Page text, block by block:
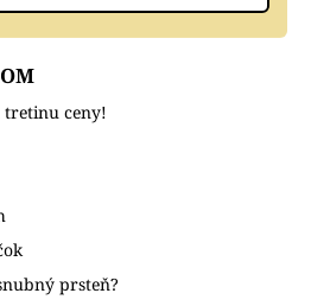
tretinu ceny!
prsteň?